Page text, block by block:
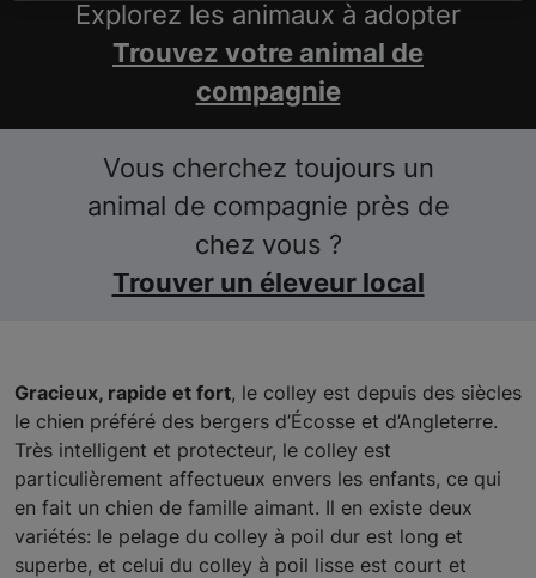
Explorez les animaux à adopter
Trouvez votre animal de
compagnie
Vous cherchez toujours un
animal de compagnie près de
chez vous ?
Trouver un éleveur local
Gracieux, rapide et fort, le colley est depuis des siècles
le chien préféré des bergers d’Écosse et d’Angleterre.
Très intelligent et protecteur, le colley est
particulièrement affectueux envers les enfants, ce qui
en fait un chien de famille aimant. Il en existe deux
variétés: le pelage du colley à poil dur est long et
superbe, et celui du colley à poil lisse est court et